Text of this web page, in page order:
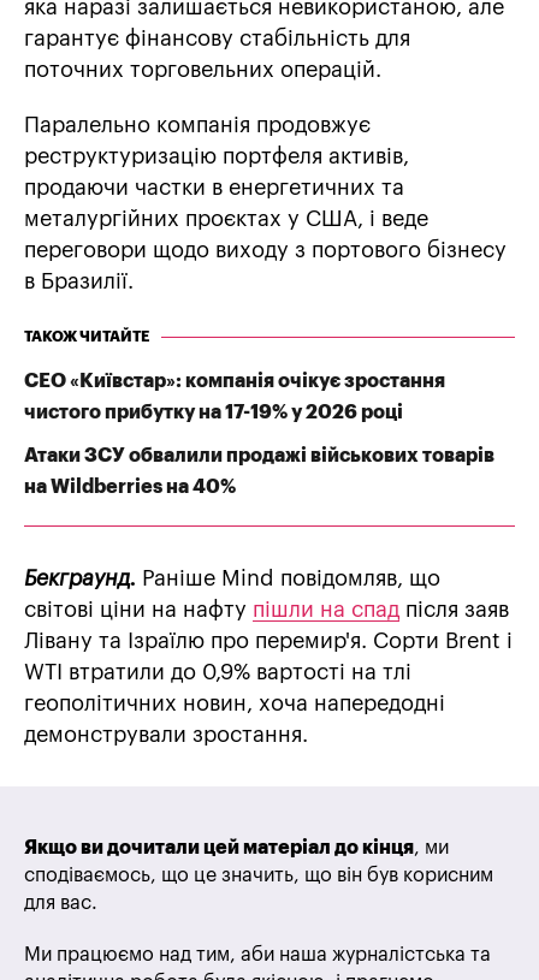
яка наразі залишається невикористаною, але
гарантує фінансову стабільність для
поточних торговельних операцій.
Паралельно компанія продовжує
реструктуризацію портфеля активів,
продаючи частки в енергетичних та
металургійних проєктах у США, і веде
переговори щодо виходу з портового бізнесу
в Бразилії.
ТАКОЖ ЧИТАЙТЕ
СЕО «Київстар»: компанія очікує зростання
чистого прибутку на 17-19% у 2026 році
Атаки ЗСУ обвалили продажі військових товарів
на Wildberries на 40%
Бекграунд. Раніше Mind повідомляв, що
світові ціни на нафту пішли на спад після заяв
Лівану та Ізраїлю про перемир'я. Сорти Brent і
WTI втратили до 0,9% вартості на тлі
геополітичних новин, хоча напередодні
демонстрували зростання.
Якщо ви дочитали цей матеріал до кінця, ми
сподіваємось, що це значить, що він був корисним
для вас.
Ми працюємо над тим, аби наша журналістська та